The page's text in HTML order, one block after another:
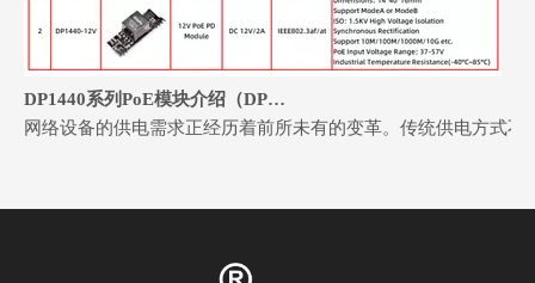
网络设备的供电需求正经历着前所未有的变革。传统供电方式